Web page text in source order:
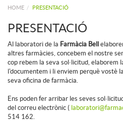
HOME PRESENTACIÓ
PRESENTACIÓ
Al laboratori de la Farmàcia Bell
altres farmàcies, concebem el nostre
cop rebem la seva sol·licitud, elaborem
l'documentem i li enviem perquè vostè
seva oficina de farmàcia.
Ens poden fer arribar les seves
del correu electrònic (
514 162.